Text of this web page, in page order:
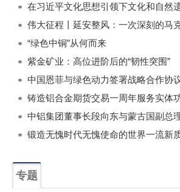
“绿色中铜”从何而来
紫金矿业：高位进阶后的“韧性突围”
中国恩菲与绿色动力签署战略合作协
铸造铝合金期货交易一周年服务实体
专题